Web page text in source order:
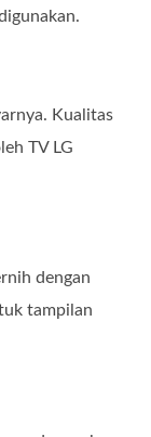
Kualitas
TV LG
dengan
tampilan